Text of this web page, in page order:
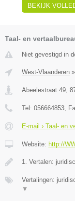
BEKIJK
Taal- en
Niet gevestigd in
West-Vlaanderen »
Abeelestraat 49
Tel: 056664853 ,
E-mail › Taal- en
Website: http://
1. Vertalen:
Vertalingen:
▼